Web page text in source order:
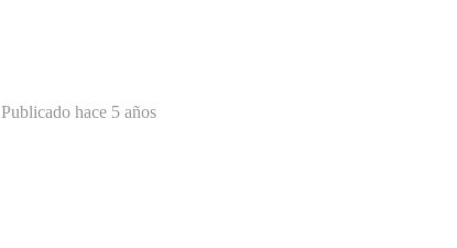
Publicado hace 5 años